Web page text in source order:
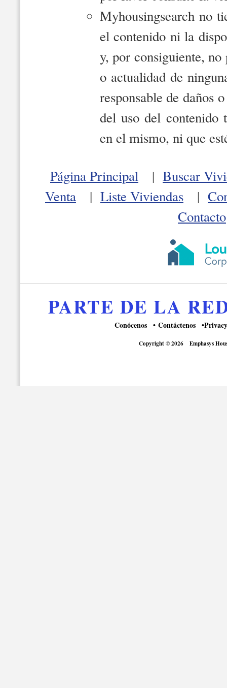
Myhousingsearch no
el contenido ni la
y, por consiguiente,
o actualidad de
responsable de daños
del uso del contenido
en el mismo, ni que
Página Principal | Buscar
Venta
| Liste Viviendas |
Contacto
PARTE DE LA
Conócenos Contáctenos
Copyright © 2026 Emphasys